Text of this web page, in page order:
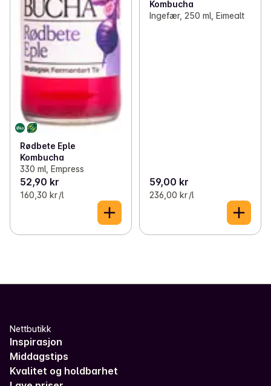
Rødbete Eple
Kombucha
330 ml, Empress
52,90 kr
160,30 kr /l
Kombucha
Ingefær, 250 ml, Eimealt
59,00 kr
236,00 kr /l
Nettbutikk
Inspirasjon
Middagstips
Kvalitet og holdbarhet